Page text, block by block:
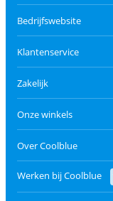
Bedrijfswebsite
Klantenservice
Zakelijk
Onze winkels
Over Coolblue
Werken bij Coolblue